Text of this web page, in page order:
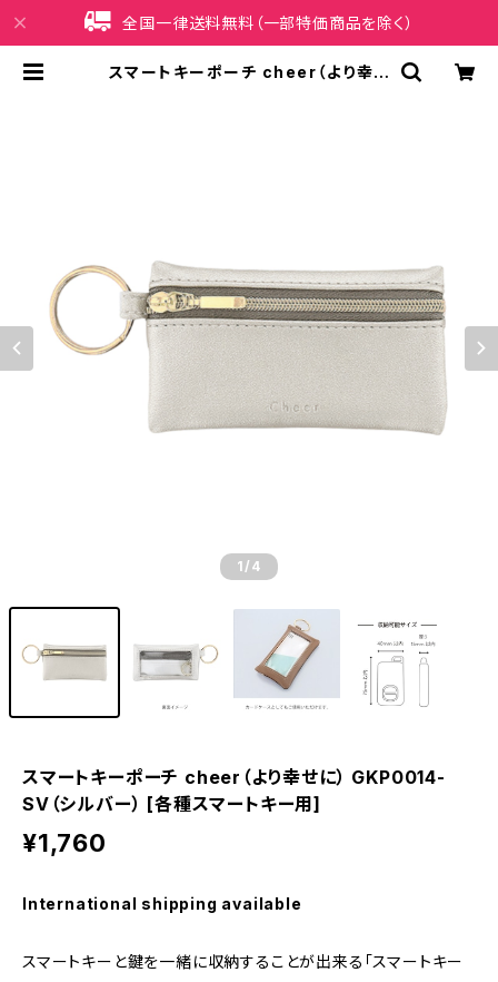
全国一律送料無料（一部特価商品を除く）
スマートキーポーチ cheer（より幸せ
1 /4
スマートキーポーチ cheer（より幸せに） GKP0014-
SV（シルバー） [各種スマートキー用]
¥1,760
International shipping available
スマートキーと鍵を一緒に収納することが出来る「スマートキー